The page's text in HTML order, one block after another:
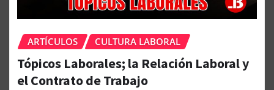
ARTÍCULOS CULTURA LABORAL
Tópicos Laborales; la Relación Laboral y
el Contrato de Trabajo